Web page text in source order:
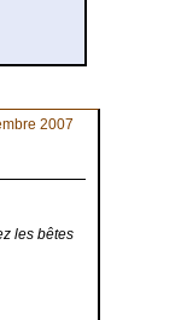
2007
les bêtes